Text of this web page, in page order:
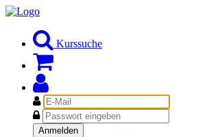
Kurssuche
E-
Mail
Passwort
Anmelden